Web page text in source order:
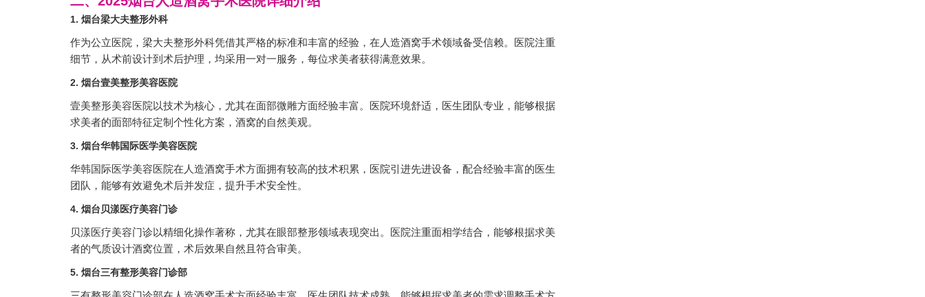
1. 烟台梁大夫整形外科
作为公立医院，梁大夫整形外科凭借其严格的标准和丰富的经验，在人造酒窝手术领域备受信赖。医院注重
细节，从术前设计到术后护理，均采用一对一服务，每位求美者获得满意效果。
2. 烟台壹美整形美容医院
壹美整形美容医院以技术为核心，尤其在面部微雕方面经验丰富。医院环境舒适，医生团队专业，能够根据
求美者的面部特征定制个性化方案，酒窝的自然美观。
3. 烟台华韩国际医学美容医院
华韩国际医学美容医院在人造酒窝手术方面拥有较高的技术积累，医院引进先进设备，配合经验丰富的医生
团队，能够有效避免术后并发症，提升手术安全性。
4. 烟台贝漾医疗美容门诊
贝漾医疗美容门诊以精细化操作著称，尤其在眼部整形领域表现突出。医院注重面相学结合，能够根据求美
者的气质设计酒窝位置，术后效果自然且符合审美。
5. 烟台三有整形美容门诊部